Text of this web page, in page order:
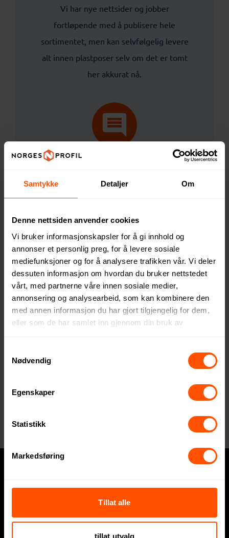
Samtykke Detaljer Om
Denne nettsiden anvender cookies
Vi bruker informasjonskapsler for å gi innhold og
annonser et personlig preg, for å levere sosiale
mediefunksjoner og for å analysere trafikken vår. Vi deler
dessuten informasjon om hvordan du bruker nettstedet
vårt, med partnerne våre innen sosiale medier,
annonsering og analysearbeid, som kan kombinere den
med annen informasjon du har gjort tilgjengelig for dem,
eller som de har samlet inn gjennom din bruk av
Nødvendig
Egenskaper
Statistikk
Markedsføring
Tillat alle
tillat utvalg
Vi har nye nettsider og jobber
fortløpende med å publisere hele
sortimentet, men kan selvfølgelig levere
alt innen plastposer selv om det er tomt
her akkurat nå.
post@norgesprofil.no
Hva trenger du?